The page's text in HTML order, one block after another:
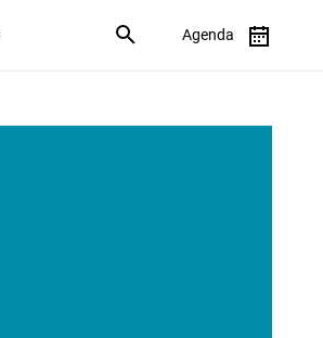
Agenda